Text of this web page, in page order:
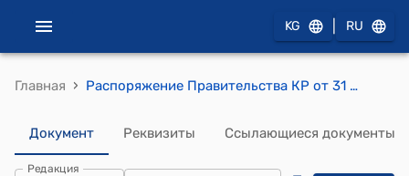
KG RU
Главная › Распоряжение Правительства КР от 31 мая 2002 года №284-р (Одобрить Проектное Соглашение между Правительством Швейцарской Конфедерации и Правительством Кыргызской Республики по поддержке первой национальной сельскохозяйственной переписи)
Документ Реквизиты Ссылающиеся документы
Редакция